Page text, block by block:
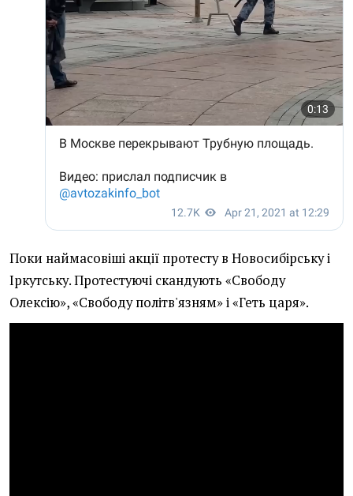
Поки наймасовіші акції протесту в Новосибірську і
Іркутську. Протестуючі скандують «Свободу
Олексію», «Свободу політв'язням» і «Геть царя».